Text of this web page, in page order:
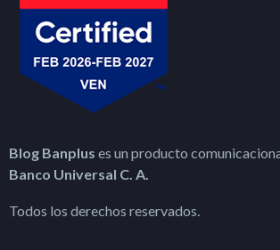
Blog Banplus es un producto
Banco Universal C. A.
Todos los derechos reservados.